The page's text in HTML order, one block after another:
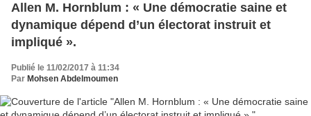
Allen M. Hornblum : « Une démocratie saine et
dynamique dépend d’un électorat instruit et
impliqué ».
Publié le 11/02/2017 à 11:34
Par Mohsen Abdelmoumen